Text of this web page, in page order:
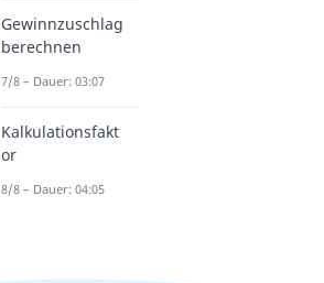
Gewinnzuschlag
berechnen
7/8 – Dauer: 03:07
Kalkulationsfakt
or
8/8 – Dauer: 04:05